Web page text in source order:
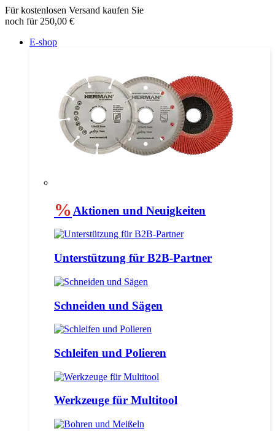
Für kostenlosen Versand kaufen Sie
noch für 250,00 €
E-shop
% Aktionen und Neuigkeiten
Unterstützung für B2B-Partner
Schneiden und Sägen
Schleifen und Polieren
Werkzeuge für Multitool